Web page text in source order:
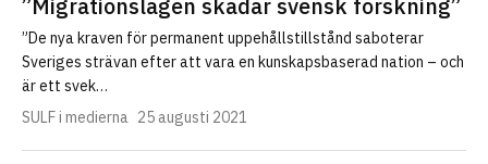
”Migrationslagen skadar svensk forskning”
”De nya kraven för permanent uppehållstillstånd saboterar
Sveriges strävan efter att vara en kunskapsbaserad nation – och
är ett svek…
SULF i medierna 25 augusti 2021